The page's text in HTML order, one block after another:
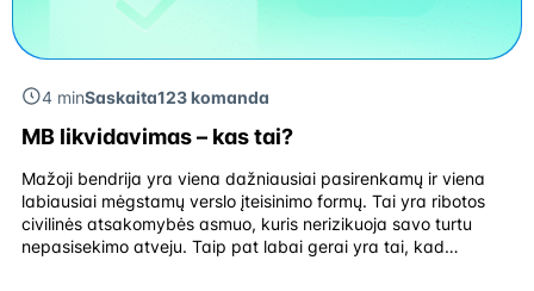
4 minSaskaita123 komanda
MB likvidavimas – kas tai?
Mažoji bendrija yra viena dažniausiai pasirenkamų ir viena
labiausiai mėgstamų verslo įteisinimo formų. Tai yra ribotos
civilinės atsakomybės asmuo, kuris nerizikuoja savo turtu
nepasisekimo atveju. Taip pat labai gerai yra tai, kad